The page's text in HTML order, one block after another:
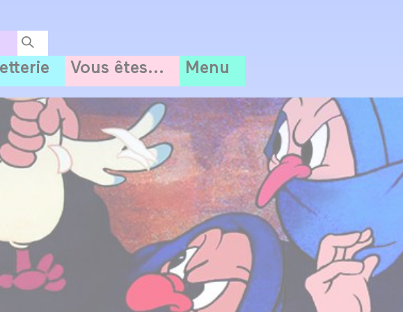
Vous êtes... Menu